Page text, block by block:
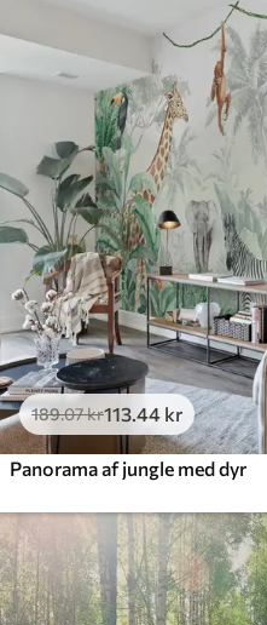
Standard
385.83 .50 kr/m²
Premium
448.33269.00kr/m²
Premium vinyl
516.67310.00kr/m²
Peel and Stick
666.67400.00 kr/m²
189.07kr113 .44 kr
Panorama af jungle med dyr